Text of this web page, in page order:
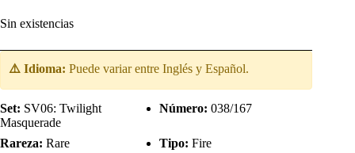
Sin existencias
⚠️ Idioma: Puede variar entre Inglés y Español.
Set: SV06: Twilight
Masquerade
Número: 038/167
Rareza: Rare Tipo: Fire